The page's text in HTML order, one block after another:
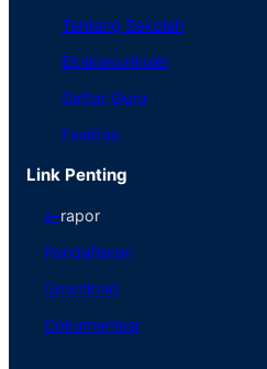
Tentang Sekolah
Ekstrakurikuler
Daftar Guru
Fasilitas
Link Penting
e–rapor
Pendaftaran
Download
Dokumentasi